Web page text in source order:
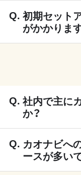
初期セット
がかかりま
社内で主に
か？
カオナビへ
ースが多い